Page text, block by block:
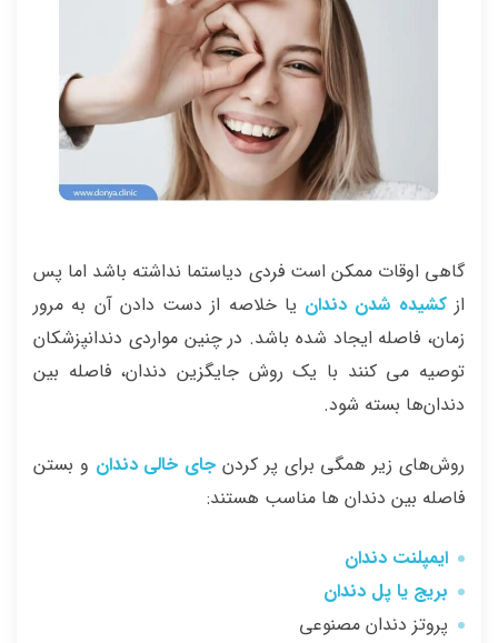
گاهی اوقات ممکن است فردی دیاستما نداشته باشد اما پس
ازکشیده شدن دندان یا خلاصه از دست دادن آن به مرور
زمان، فاصله ایجاد شده باشد. در چنین مواردی دندانپزشکان
توصیه می کنند با یک روش جایگزین دندان، فاصله بین
دندان‌ها بسته شود.
روش‌های زیر همگی برای پر کردن جای خالی دندان و بستن
فاصله بین دندان ها مناسب هستند:
ایمپلنت دندان
بریج یا پل دندان
پروتز دندان مصنوعی